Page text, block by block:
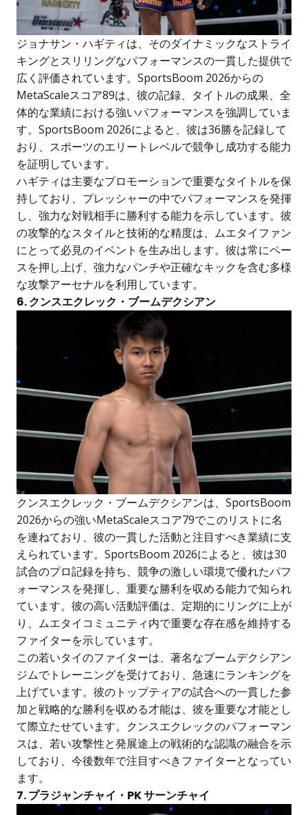
ジョナサン・ハギティは、そのダイナミックなストライ
キングとスリリングなパフォーマンスの一貫した提供で
広く評価されています。SportsBoom 2026からの
MetaScaleスコア89は、彼の記録、タイトルの成果、全
体的な業績における強いパフォーマンスを強調していま
す。SportsBoom 2026によると、彼は36勝を記録して
おり、スポーツのエリートレベルで競争し成功する能力
を証明しています。
ハギティは主要なプロモーションで重要なタイトルを保
持しており、プレッシャーの中でパフォーマンスを発揮
し、強力な対戦相手に勝利する能力を示しています。彼
の攻撃的なスタイルと技術的な精度は、ムエタイファン
にとって必見のイベントを生み出します。彼は常にペー
スを押し上げ、強力なパンチや正確なキックを含む多様
な攻撃アーセナルを利用しています。
6. クンスエクレック・ブームデクシアン
クンスエクレック・ブームデクシアンは、SportsBoom
2026からの強いMetaScaleスコア79でこのリストに名
を連ねており、彼の一貫した活動と注目すべき業績に支
えられています。SportsBoom 2026によると、彼は30
試合のプロ記録を持ち、競争の激しい環境で優れたパフ
ォーマンスを発揮し、重要な勝利を収める能力で知られ
ています。彼の高い活動評価は、定期的にリングに上が
り、ムエタイコミュニティ内で重要な存在感を維持する
ファイターを示しています。
この若いタイのファイターは、著名なブームデクシアン
ジムでトレーニングを受けており、急速にランキングを
上げています。彼のトップティアの試合への一貫した参
加と戦略的な勝利を収める才能は、彼を重要な才能とし
て際立たせています。クンスエクレックのパフォーマン
スは、若い攻撃性と発展途上の戦術的な認識の融合を示
しており、今後数年で注目すべきファイターとなってい
ます。
7. プラジャンチャイ・PK サーンチャイ